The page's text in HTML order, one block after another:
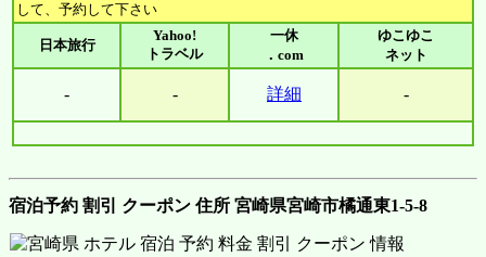
して、予約して下さい
日本旅行
Yahoo!
トラベル
一休
．com
ゆこゆこ
ネット
- - 詳細 -
宿泊予約 割引 クーポン 住所 宮崎県宮崎市橘通東1-5-8